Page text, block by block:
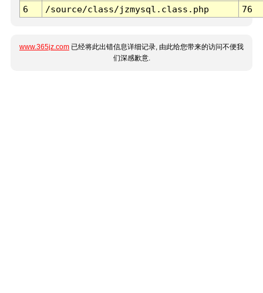
6
/source/class/jzmysql.class.php 76
www.365jz.com 已经将此出错信息详细记录, 由此给您带来的访问不便我
们深感歉意.